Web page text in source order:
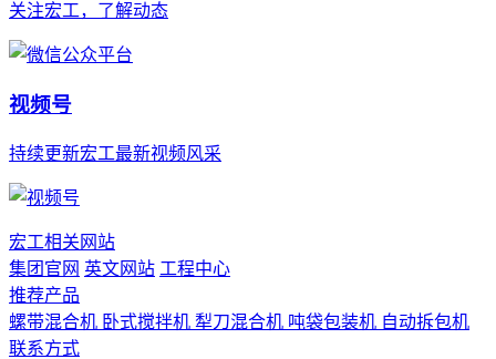
关注宏工，了解动态
视频号
持续更新宏工最新视频风采
宏工相关网站
集团官网 英文网站 工程中心
推荐产品
螺带混合机 卧式搅拌机 犁刀混合机 吨袋包装机 自动拆包机
联系方式